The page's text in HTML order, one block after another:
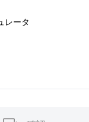
レータ